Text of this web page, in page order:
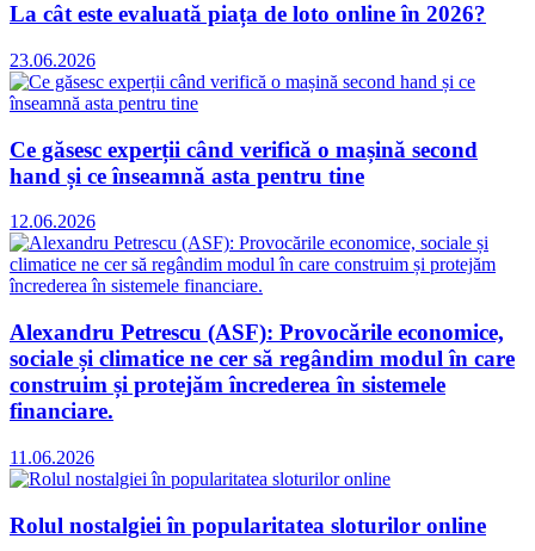
La cât este evaluată piața de loto online în 2026?
23.06.2026
Ce găsesc experții când verifică o mașină second
hand și ce înseamnă asta pentru tine
12.06.2026
Alexandru Petrescu (ASF): Provocările economice,
sociale și climatice ne cer să regândim modul în care
construim și protejăm încrederea în sistemele
financiare.
11.06.2026
Rolul nostalgiei în popularitatea sloturilor online